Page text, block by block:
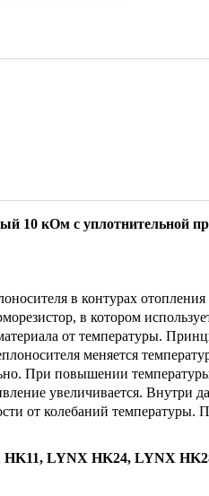
10 кОм с уплотнительной
в контурах отопления
в котором
от температуры.
меняется
При повышении
увеличивается. Внутри
от колебаний температуры.
LYNX HK24, LYNX